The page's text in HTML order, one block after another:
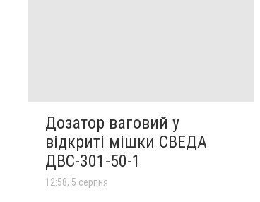
Дозатор ваговий у
відкриті мішки СВЕДА
ДВС-301-50-1
12:58, 5 серпня